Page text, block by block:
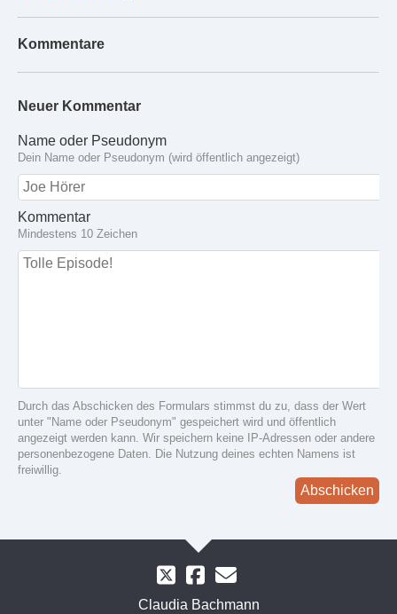
Kommentare
Neuer Kommentar
Name oder Pseudonym
Dein Name oder Pseudonym (wird öffentlich angezeigt)
Kommentar
Mindestens 10 Zeichen
Durch das Abschicken des Formulars stimmst du zu, dass der Wert
unter "Name oder Pseudonym" gespeichert wird und öffentlich
angezeigt werden kann. Wir speichern keine IP-Adressen oder andere
personenbezogene Daten. Die Nutzung deines echten Namens ist
freiwillig.
Abschicken
Claudia Bachmann